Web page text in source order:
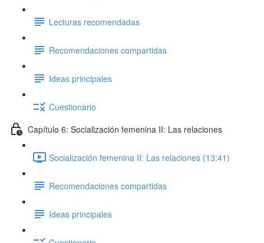
Lecturas recomendadas
Recomendaciones compartidas
Ideas principales
Cuestionario
Capítulo 6: Socialización femenina II: Las relaciones
Socialización femenina II: Las relaciones (13:41)
Recomendaciones compartidas
Ideas principales